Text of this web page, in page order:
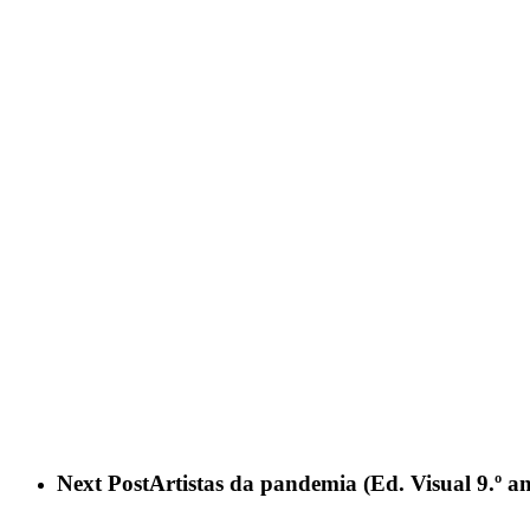
Next PostArtistas da pandemia (Ed. Visual 9.º